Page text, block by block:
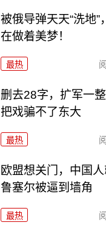
被俄导弹天天“洗地”
在做着美梦！
最热
删去28字，扩军一
把戏骗不了东大
最热
欧盟想关门，中国
鲁塞尔被逼到墙角
最热